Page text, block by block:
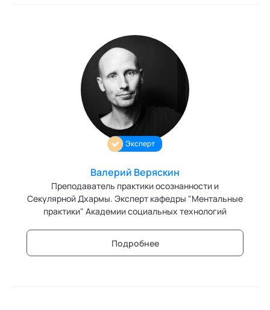
Эксперт
Валерий Веряскин
Преподаватель практики осознанности и
Секулярной Дхармы. Эксперт кафедры "Ментальные
практики" Академии социальных технологий
Подробнее